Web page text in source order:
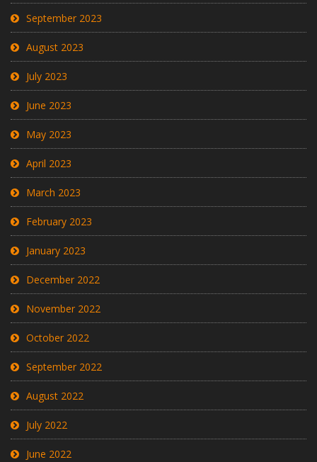
September 2023
August 2023
July 2023
June 2023
May 2023
April 2023
March 2023
February 2023
January 2023
December 2022
November 2022
October 2022
September 2022
August 2022
July 2022
June 2022